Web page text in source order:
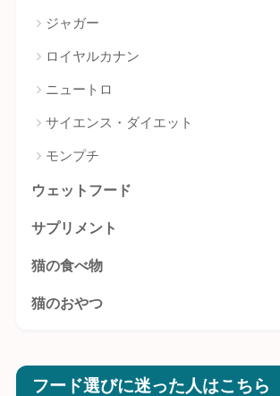
ジャガー
ロイヤルカナン
ニュートロ
サイエンス・ダイエット
モンプチ
ウェットフード
サプリメント
猫の食べ物
猫のおやつ
フード選びに迷った人はこちら